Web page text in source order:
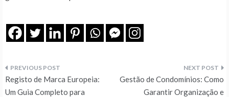
Navegação
Registo de Marca Europeia:
Um Guia Completo para
Gestão de Condomínios: Como
Garantir Organização e